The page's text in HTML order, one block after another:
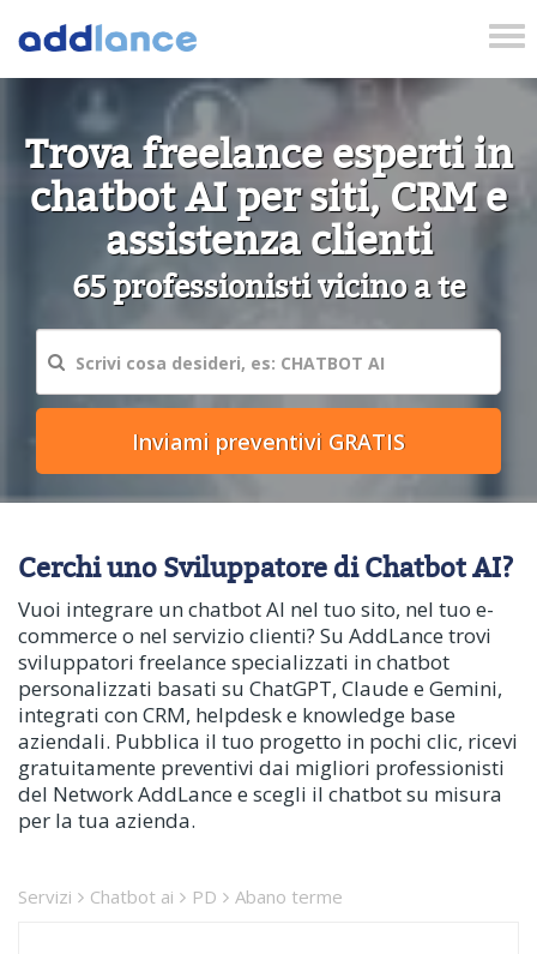
Trova freelance esperti in
chatbot AI per siti, CRM e
assistenza clienti
65 professionisti vicino a te
Cerchi uno Sviluppatore di Chatbot AI?
Vuoi integrare un chatbot AI nel tuo sito, nel tuo e-
commerce o nel servizio clienti? Su AddLance trovi
sviluppatori freelance specializzati in chatbot
personalizzati basati su ChatGPT, Claude e Gemini,
integrati con CRM, helpdesk e knowledge base
aziendali. Pubblica il tuo progetto in pochi clic, ricevi
gratuitamente preventivi dai migliori professionisti
del Network AddLance e scegli il chatbot su misura
per la tua azienda.
Servizi Chatbot ai PD Abano terme